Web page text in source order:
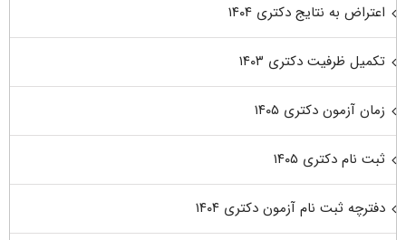
اعتراض به نتایج دکتری ۱۴۰۴
تکمیل ظرفیت دکتری ۱۴۰۳
زمان آزمون دکتری ۱۴۰۵
ثبت نام دکتری ۱۴۰۵
دفترچه ثبت نام آزمون دکتری ۱۴۰۴